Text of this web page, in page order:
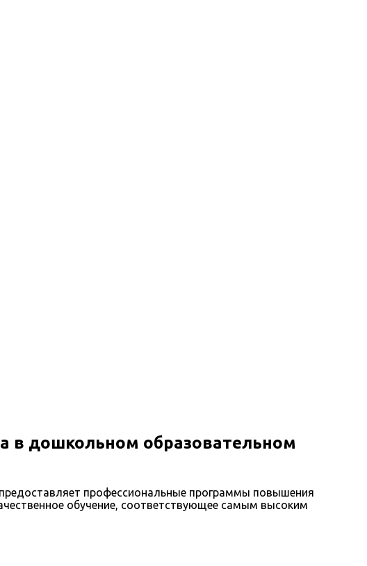
в дошкольном образовательном
профессиональные программы повышения
обучение, соответствующее самым высоким